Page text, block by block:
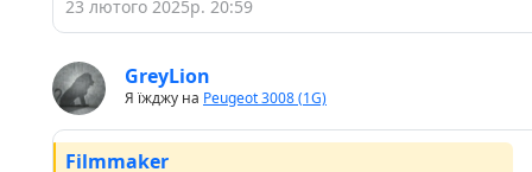
3мМультиметрТестер для АКБ КонвейНабір
знімачів металевихЗапасні лампочки всіх типів
що є в автоЗапасні кліпси типових видів для
Рено та Пежо Запасні болти типових видів для
Рено та Пежо НожиціКанцелярський ніжЗУ для
23 лютого 2025р. 20:59
GreyLion
Я їжджу на Peugeot 3008 (1G)
Filmmaker